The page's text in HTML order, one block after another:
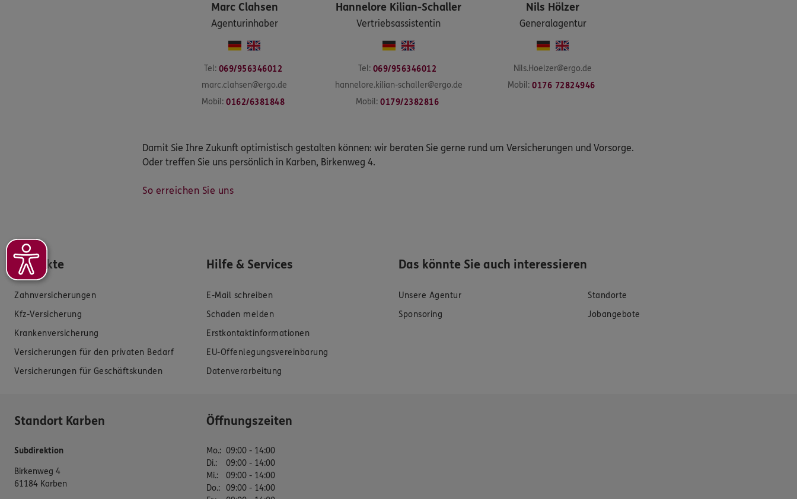
Marc Clahsen
Agenturinhaber
Tel: 069/956346012
marc.clahsen@ergo.de
Mobil: 0162/6381848
Hannelore Kilian-Schaller
Vertriebsassistentin
Tel: 069/956346012
hannelore.kilian-schaller@ergo.de
Mobil: 0179/2382816
Nils Hölzer
Generalagentur
Nils.Hoelzer@ergo.de
Mobil: 0176 72824946
Damit Sie Ihre Zukunft optimistisch gestalten können: wir beraten Sie gerne rund um Versicherungen und Vorsorge.
Oder treffen Sie uns persönlich in Karben, Birkenweg 4.
So erreichen Sie uns
Produkte
Zahnversicherungen
Kfz-Versicherung
Krankenversicherung
Versicherungen für den privaten Bedarf
Versicherungen für Geschäftskunden
Hilfe & Services
E-Mail schreiben
Schaden melden
Erstkontaktinformationen
EU-Offenlegungsvereinbarung
Datenverarbeitung
Das könnte Sie auch interessieren
Unsere Agentur
Standorte
Sponsoring
Jobangebote
Standort Karben
Subdirektion
Birkenweg 4
61184 Karben
Öffnungszeiten
Mo.: 09:00 - 14:00
Di.:
09:00 - 14:00
Mi.:
09:00 - 14:00
Do.: 09:00 - 14:00